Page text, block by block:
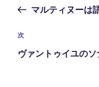
ナ
ビ
ゲ
の
稿
マルティヌーは
次
の
次
ヴァントゥイユのソ